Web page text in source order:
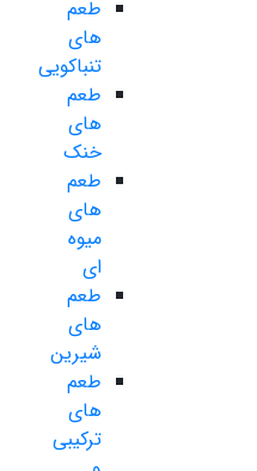
طعم
های
تنباکویی
طعم
های
خنک
طعم
های
میوه
ای
طعم
های
شیرین
طعم
های
ترکیبی